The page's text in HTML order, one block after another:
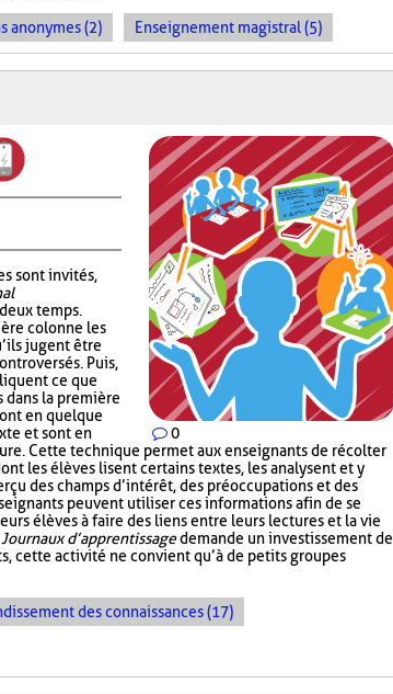
anonymes (2) Enseignement magistral (5)
0
sont invités,
temps.
colonne les
jugent être
Puis,
ce que
la première
en quelque
et sont en
Cette technique permet aux enseignants de récolter
les élèves lisent certains textes, les analysent et y
des champs d’intérêt, des préoccupations et des
peuvent utiliser ces informations afin de se
élèves à faire des liens entre leurs lectures et la vie
Journaux d’apprentissagedemande un investissement de
cette activité ne convient qu’à de petits groupes
des connaissances (17)